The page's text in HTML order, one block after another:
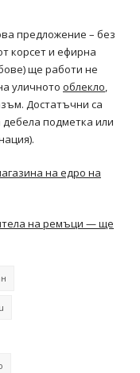
предложение – без
корсет и ефирна
ще работи не
уличното облекло,
Достатъчни са
подметка или
на едро на
на ремъци — ще